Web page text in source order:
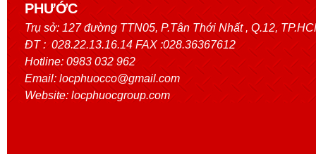
PHƯỚC
Trụ sở: 127 đường TTN05, P.Tân Thới Nhất, Q.12,
ĐT : 028.22.13.16.14 FAX :028.36367612
Hotline: 0983 032 962
Email: locphuocco@gmail.com
Website: locphuocgroup.com